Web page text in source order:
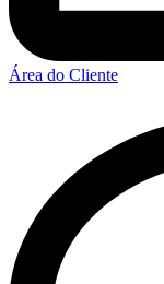
Área do Cliente